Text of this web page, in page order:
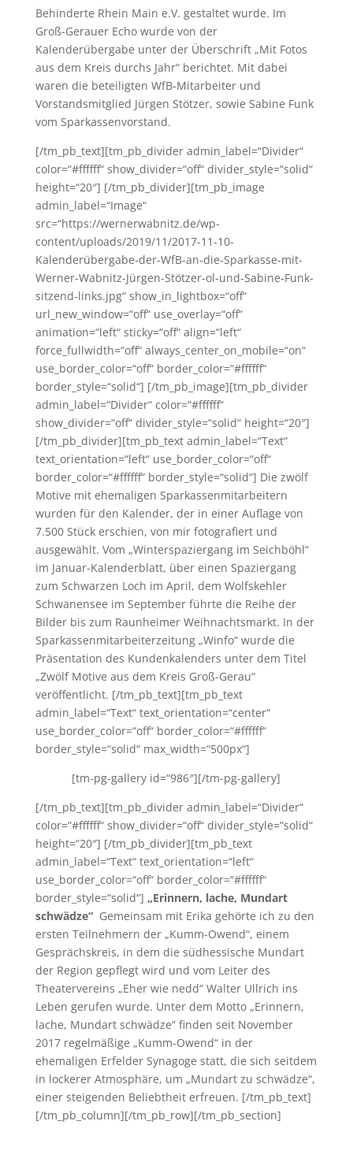
Behinderte Rhein Main e.V. gestaltet wurde. Im
Groß-Gerauer Echo wurde von der
Kalenderübergabe unter der Überschrift „Mit Fotos
aus dem Kreis durchs Jahr“ berichtet. Mit dabei
waren die beteiligten WfB-Mitarbeiter und
Vorstandsmitglied Jürgen Stötzer, sowie Sabine Funk
vom Sparkassenvorstand.
[/tm_pb_text][tm_pb_divider admin_label=“Divider“
color=“#ffffff“ show_divider=“off“ divider_style=“solid“
height=“20″] [/tm_pb_divider][tm_pb_image
admin_label=“Image“
src=“https://wernerwabnitz.de/wp-
content/uploads/2019/11/2017-11-10-
Kalenderübergabe-der-WfB-an-die-Sparkasse-mit-
Werner-Wabnitz-Jürgen-Stötzer-ol-und-Sabine-Funk-
sitzend-links.jpg“ show_in_lightbox=“off“
url_new_window=“off“ use_overlay=“off“
animation=“left“ sticky=“off“ align=“left“
force_fullwidth=“off“ always_center_on_mobile=“on“
use_border_color=“off“ border_color=“#ffffff“
border_style=“solid“] [/tm_pb_image][tm_pb_divider
admin_label=“Divider“ color=“#ffffff“
show_divider=“off“ divider_style=“solid“ height=“20″]
[/tm_pb_divider][tm_pb_text admin_label=“Text“
text_orientation=“left“ use_border_color=“off“
border_color=“#ffffff“ border_style=“solid“] Die zwölf
Motive mit ehemaligen Sparkassenmitarbeitern
wurden für den Kalender, der in einer Auflage von
7.500 Stück erschien, von mir fotografiert und
ausgewählt. Vom „Winterspaziergang im Seichböhl“
im Januar-Kalenderblatt, über einen Spaziergang
zum Schwarzen Loch im April, dem Wolfskehler
Schwanensee im September führte die Reihe der
Bilder bis zum Raunheimer Weihnachtsmarkt. In der
Sparkassenmitarbeiterzeitung „Winfo“ wurde die
Präsentation des Kundenkalenders unter dem Titel
„Zwölf Motive aus dem Kreis Groß-Gerau“
veröffentlicht. [/tm_pb_text][tm_pb_text
admin_label=“Text“ text_orientation=“center“
use_border_color=“off“ border_color=“#ffffff“
border_style=“solid“ max_width=“500px“]
[tm-pg-gallery id=“986″][/tm-pg-gallery]
[/tm_pb_text][tm_pb_divider admin_label=“Divider“
color=“#ffffff“ show_divider=“off“ divider_style=“solid“
height=“20″] [/tm_pb_divider][tm_pb_text
admin_label=“Text“ text_orientation=“left“
use_border_color=“off“ border_color=“#ffffff“
border_style=“solid“] „Erinnern, lache, Mundart
schwädze“ Gemeinsam mit Erika gehörte ich zu den
ersten Teilnehmern der „Kumm-Owend“, einem
Gesprächskreis, in dem die südhessische Mundart
der Region gepflegt wird und vom Leiter des
Theatervereins „Eher wie nedd“ Walter Ullrich ins
Leben gerufen wurde. Unter dem Motto „Erinnern,
lache, Mundart schwädze“ finden seit November
2017 regelmäßige „Kumm-Owend“ in der
ehemaligen Erfelder Synagoge statt, die sich seitdem
in lockerer Atmosphäre, um „Mundart zu schwädze“,
einer steigenden Beliebtheit erfreuen. [/tm_pb_text]
[/tm_pb_column][/tm_pb_row][/tm_pb_section]